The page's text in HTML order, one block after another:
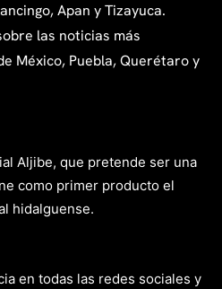
Apan y Tizayuca.
las noticias más
México, Puebla, Querétaro y
Aljibe, que pretende ser una
como primer producto el
hidalguense.
en todas las redes sociales y